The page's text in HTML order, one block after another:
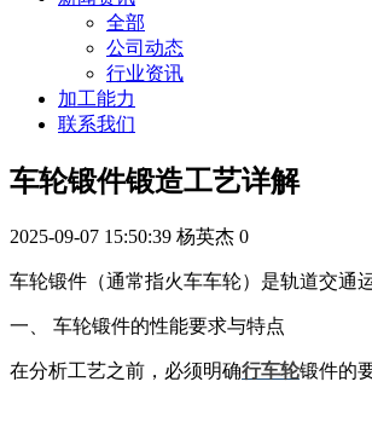
全部
公司动态
行业资讯
加工能力
联系我们
车轮锻件锻造工艺详解
2025-09-07 15:50:39 杨英杰 0
车轮锻件（通常指火车车轮）是轨道交通
一、 车轮锻件的性能要求与特点
在分析工艺之前，必须明确行车轮锻件的